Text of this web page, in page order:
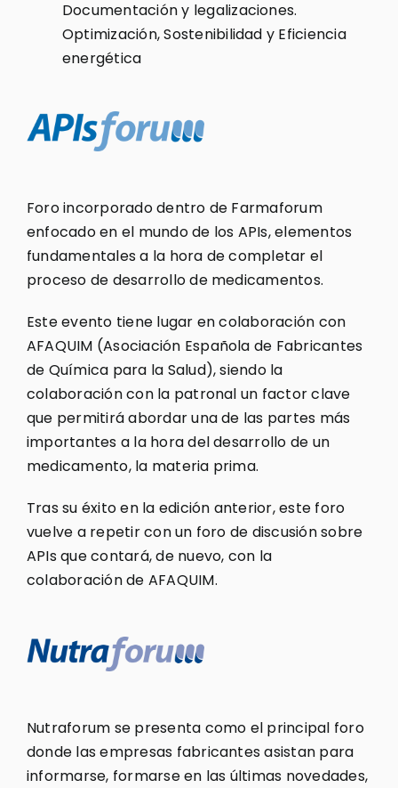
Documentación y legalizaciones.
Optimización, Sostenibilidad y Eficiencia
energética
Foro incorporado dentro de Farmaforum
enfocado en el mundo de los APIs, elementos
fundamentales a la hora de completar el
proceso de desarrollo de medicamentos.
Este evento tiene lugar en colaboración con
AFAQUIM (Asociación Española de Fabricantes
de Química para la Salud), siendo la
colaboración con la patronal un factor clave
que permitirá abordar una de las partes más
importantes a la hora del desarrollo de un
medicamento, la materia prima.
Tras su éxito en la edición anterior, este foro
vuelve a repetir con un foro de discusión sobre
APIs que contará, de nuevo, con la
colaboración de AFAQUIM.
Nutraforum se presenta como el principal foro
donde las empresas fabricantes asistan para
informarse, formarse en las últimas novedades,